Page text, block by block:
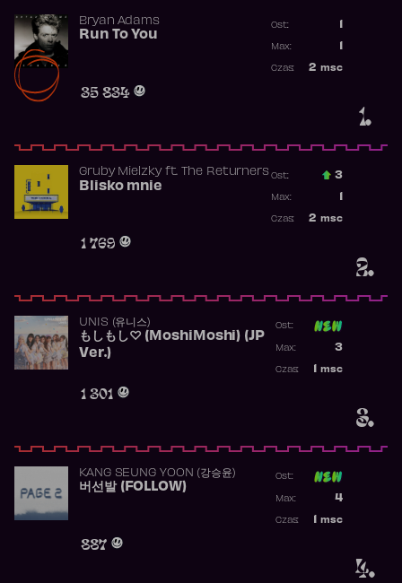
1.
Bryan Adams
Run To You
35 834
Ost.:
Max:
2 msc
Czas:
2.
Gruby Mielzkyft. The Returners
Blisko mnie
1 769
Ost.: 3
Max:
2 msc
Czas:
3.
UNIS (유니스)
もしもし♡ (MoshiMoshi) (JP
Ver.)
1 301
Ost:
3
Max:
msc
Czas:
4.
KANG SEUNG YOON (강승윤)
버선발 (FOLLOW)
887
Ost:
4
Max:
msc
Czas: